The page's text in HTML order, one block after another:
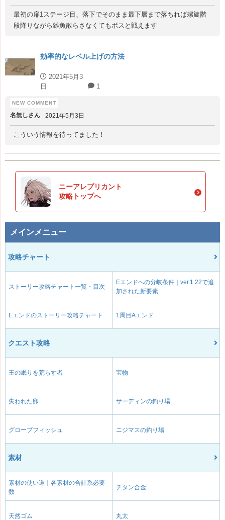
最初の扉1ステージ目、落下でそのまま最下層まで落ちれば螺旋階
段降りながら雑魚散らさなくてもボスと戦えます
効率的なレベル上げの方法
2021年5月3
日
1
名無しさん 2021年5月3日
こういう情報を待ってました！
ニーアレプリカント
攻略トップへ
メインメニュー
攻略チャート
ストーリー攻略チャート一覧・目次
Eエンドへの分岐条件｜ver.1.22で追
加された新要素
Eエンドのストーリー攻略チャート 1周目Aエンド
クエスト攻略
王の眠りを荒らす者 宝物
失われた卵 サーディンの釣り場
グローブフィッシュ ニジマスの釣り場
素材
素材の使い道｜各素材の合計系必要
数
チタン合金
天然ゴム 丸太